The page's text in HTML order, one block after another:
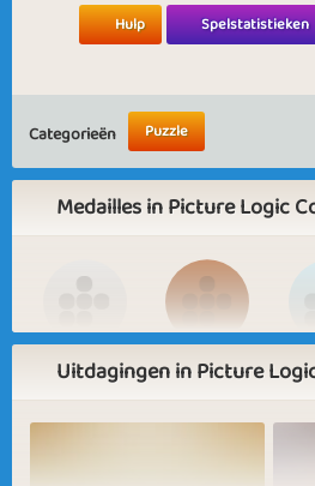
Hulp Spelstatistieken
Categorieën Puzzle
Medailles in Picture Logic
Uitdagingen in Picture